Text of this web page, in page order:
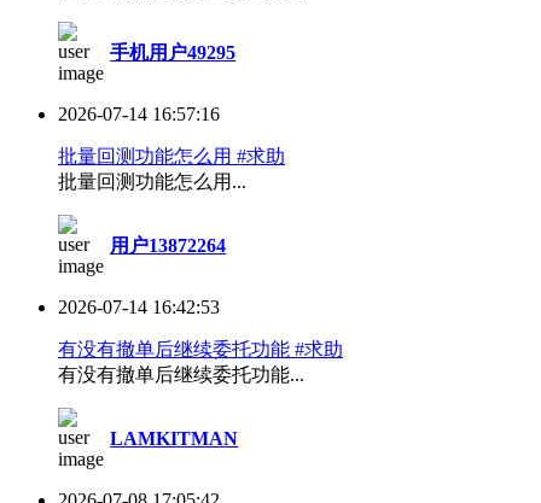
手机用户49295
2026-07-14 16:57:16
批量回测功能怎么用 #求助
批量回测功能怎么用...
用户13872264
2026-07-14 16:42:53
有没有撤单后继续委托功能 #求助
有没有撤单后继续委托功能...
LAMKITMAN